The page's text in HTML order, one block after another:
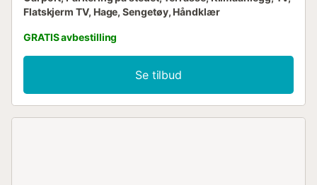
Flatskjerm TV, Hage, Sengetøy, Håndklær
GRATIS avbestilling
Se tilbud